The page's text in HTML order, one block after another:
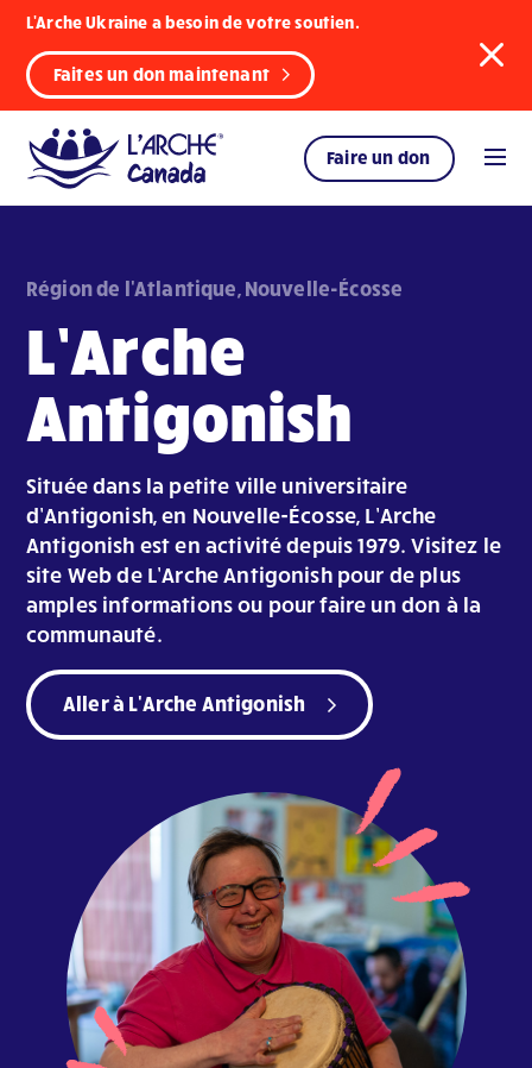
L'Arche Ukraine a besoin de votre soutien.
Faites un don maintenant
Faire un don
Région de l'Atlantique, Nouvelle-Écosse
L’Arche
Antigonish
Située dans la petite ville universitaire
d’Antigonish, en Nouvelle-Écosse, L’Arche
Antigonish est en activité depuis 1979. Visitez le
site Web de L’Arche Antigonish pour de plus
amples informations ou pour faire un don à la
communauté.
Aller à L'Arche Antigonish